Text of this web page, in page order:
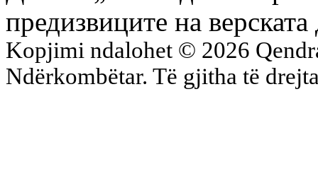
предизвиците на
Kopjimi ndalohet © 2026
Ndërkombëtar. Të gjitha të